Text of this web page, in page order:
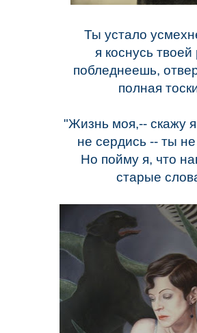
Ты устало
я коснусь твоей
побледнеешь,
полная
"Жизнь моя,-- скажу
не сердись -- ты
Но пойму я, что
старые